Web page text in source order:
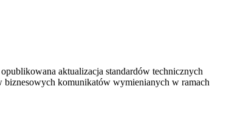
aktualizacja standardów technicznych
biznesowych komunikatów wymienianych w ramach